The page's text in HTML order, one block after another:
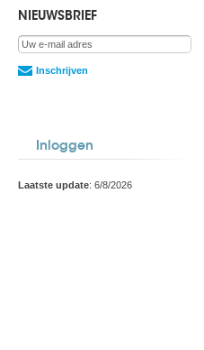
NIEUWSBRIEF
Inschrijven
Inloggen
Laatste update: 6/8/2026